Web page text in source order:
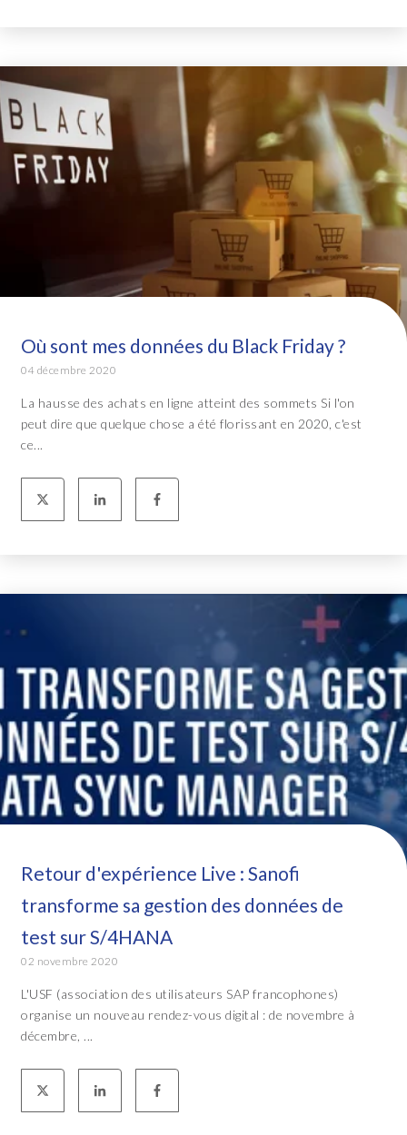
Où sont mes données du Black Friday ?
04 décembre 2020
La hausse des achats en ligne atteint des sommets Si l'on
peut dire que quelque chose a été florissant en 2020, c'est
ce...
Retour d'expérience Live : Sanofi
transforme sa gestion des données de
test sur S/4HANA
02 novembre 2020
L'USF (association des utilisateurs SAP francophones)
organise un nouveau rendez-vous digital : de novembre à
décembre, ...